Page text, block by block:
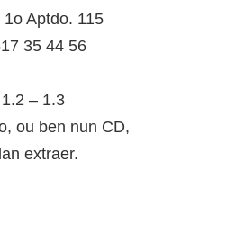
Aptdo. 115
35 44 56
– 1.3
ou ben nun CD,
extraer.